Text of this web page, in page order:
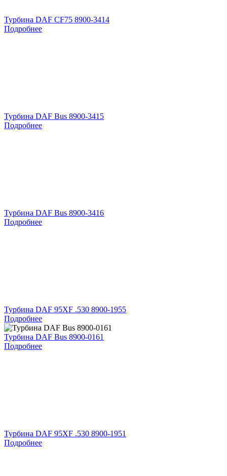
Турбина DAF CF75 8900-3414
Подробнее
Турбина DAF Bus 8900-3415
Подробнее
Турбина DAF Bus 8900-3416
Подробнее
Турбина DAF 95XF .530 8900-1955
Подробнее
Турбина DAF Bus 8900-0161
Подробнее
Турбина DAF 95XF .530 8900-1951
Подробнее